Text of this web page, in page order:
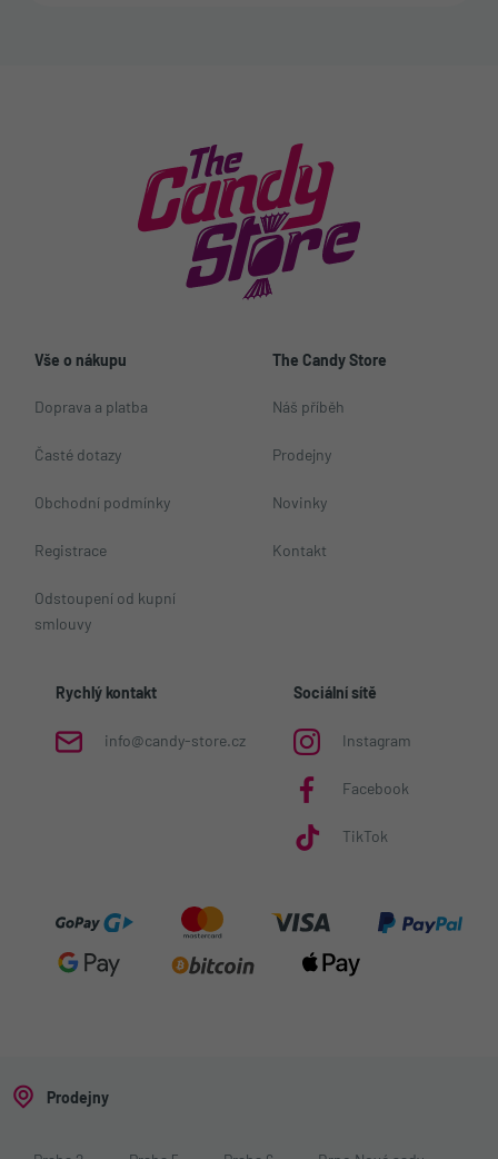
Vše o nákupu
Doprava a platba
Časté dotazy
Obchodní podmínky
Registrace
Odstoupení od kupní
smlouvy
The Candy Store
Náš příběh
Prodejny
Novinky
Kontakt
Rychlý kontakt
info@candy-store.cz
Sociální sítě
Instagram
Facebook
TikTok
Prodejny